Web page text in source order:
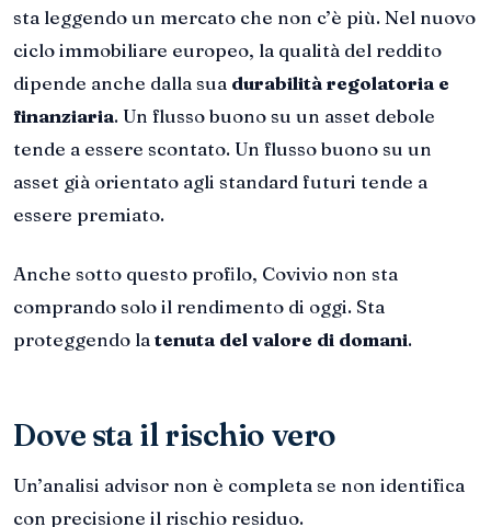
sta leggendo un mercato che non c’è più. Nel nuovo
ciclo immobiliare europeo, la qualità del reddito
dipende anche dalla sua durabilità regolatoria e
finanziaria. Un flusso buono su un asset debole
tende a essere scontato. Un flusso buono su un
asset già orientato agli standard futuri tende a
essere premiato.
Anche sotto questo profilo, Covivio non sta
comprando solo il rendimento di oggi. Sta
proteggendo la tenuta del valore di domani.
Dove sta il rischio vero
Un’analisi advisor non è completa se non identifica
con precisione il rischio residuo.